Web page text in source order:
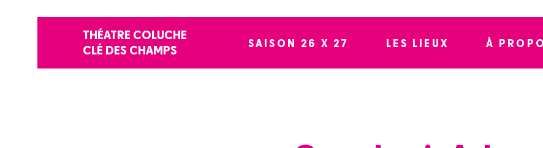
THÉATRE COLUCHE
CLÉ DES CHAMPS
SAISON 26 X 27 LES LIEUX À